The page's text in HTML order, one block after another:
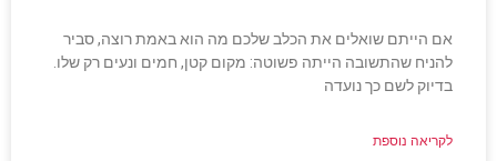
אם הייתם שואלים את הכלב שלכם מה הוא באמת רוצה, סביר
להניח שהתשובה הייתה פשוטה: מקום קטן, חמים ונעים רק שלו.
בדיוק לשם כך נועדה
לקריאה נוספת